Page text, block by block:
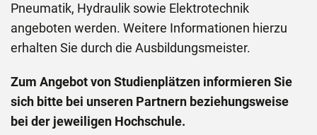
Pneumatik, Hydraulik sowie Elektrotechnik
angeboten werden. Weitere Informationen hierzu
erhalten Sie durch die Ausbildungsmeister.
Zum Angebot von Studienplätzen informieren Sie
sich bitte bei unseren Partnern beziehungsweise
bei der jeweiligen Hochschule.